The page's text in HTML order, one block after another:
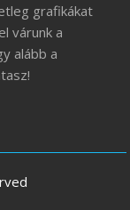
grafikákat
várunk a
alább a